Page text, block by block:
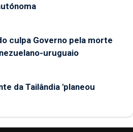
culpa Governo pela morte
uruguaio
da Tailândia 'planeou